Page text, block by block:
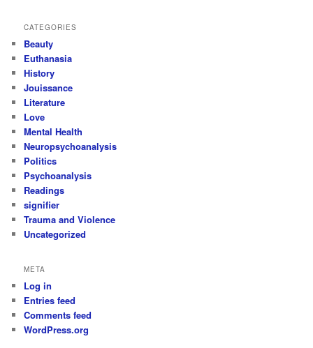
CATEGORIES
Beauty
Euthanasia
History
Jouissance
Literature
Love
Mental Health
Neuropsychoanalysis
Politics
Psychoanalysis
Readings
signifier
Trauma and Violence
Uncategorized
META
Log in
Entries feed
Comments feed
WordPress.org